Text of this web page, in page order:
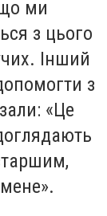
ми
з цього
Інший
з
«Це